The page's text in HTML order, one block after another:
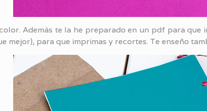
Además te la he preparado en un pdf para
mejor), para que imprimas y recortes. Te enseño